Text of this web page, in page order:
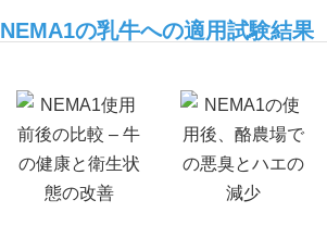
NEMA1の乳牛への適用試験結果